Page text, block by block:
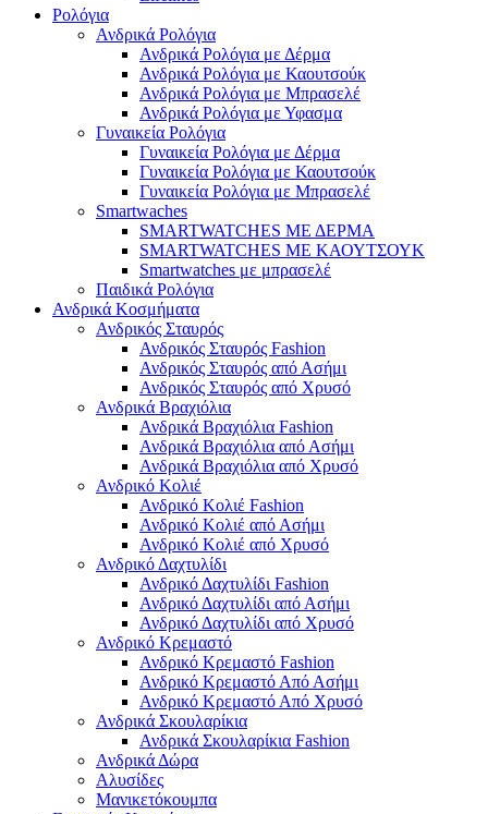
Ρολόγια
Ανδρικά Ρολόγια
Ανδρικά Ρολόγια με Δέρμα
Ανδρικά Ρολόγια με Καουτσούκ
Ανδρικά Ρολόγια με Μπρασελέ
Ανδρικά Ρολόγια με Υφασμα
Γυναικεία Ρολόγια
Γυναικεία Ρολόγια με Δέρμα
Γυναικεία Ρολόγια με Καουτσούκ
Γυναικεία Ρολόγια με Μπρασελέ
Smartwaches
SMARTWATCHES ΜΕ ΔΕΡΜΑ
SMARTWATCHES ΜΕ ΚΑΟΥΤΣΟΥΚ
Smartwatches με μπρασελέ
Παιδικά Ρολόγια
Ανδρικά Κοσμήματα
Ανδρικός Σταυρός
Ανδρικός Σταυρός Fashion
Ανδρικός Σταυρός από Ασήμι
Ανδρικός Σταυρός από Χρυσό
Ανδρικά Βραχιόλια
Ανδρικά Βραχιόλια Fashion
Ανδρικά Βραχιόλια από Ασήμι
Ανδρικά Βραχιόλια από Χρυσό
Ανδρικό Κολιέ
Ανδρικό Κολιέ Fashion
Ανδρικό Κολιέ από Ασήμι
Ανδρικό Κολιέ από Χρυσό
Ανδρικό Δαχτυλίδι
Ανδρικό Δαχτυλίδι Fashion
Ανδρικό Δαχτυλίδι από Ασήμι
Ανδρικό Δαχτυλίδι από Χρυσό
Ανδρικό Κρεμαστό
Ανδρικό Κρεμαστό Fashion
Ανδρικό Κρεμαστό Από Ασήμι
Ανδρικό Κρεμαστό Από Χρυσό
Ανδρικά Σκουλαρίκια
Ανδρικά Σκουλαρίκια Fashion
Ανδρικά Δώρα
Αλυσίδες
Μανικετόκουμπα